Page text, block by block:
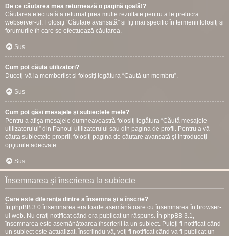
De ce căutarea mea returnează o pagină goală!?
Căutarea efectuată a returnat prea multe rezultate pentru a le prelucra
webserver-ul. Folosiţi “Căutare avansată” şi fiţi mai specific în termenii folosiţi şi
forumurile în care se efectuează căutarea.
Sus
Cum pot căuta utilizatori?
Duceţi-vă la memberlist şi folosiţi legătura “Caută un membru”.
Sus
Cum pot găsi mesajele şi subiectele mele?
Pentru a afişa mesajele dumneavoastră folosiţi legătura “Căută mesajele
utilizatorului” din Panoul utilizatorului sau din pagina de profil. Pentru a vă
căuta subiectele proprii, folosiţi pagina de căutare avansată şi introduceţi
opţiunile adecvate.
Sus
Însemnarea şi înscrierea la subiecte
Care este diferenţa dintre a însemna şi a înscrie?
În phpBB 3.0 însemnarea era foarte asemănătoare cu însemnarea în browser-
ul web. Nu eraţi notificat când era publicat un răspuns. În phpBB 3.1,
însemnarea este asemănătoarea înscrierii la un subiect. Puteți fi notificat când
un subiect este actualizat. Înscriindu-vă, veţi fi notificat când va fi publicat un